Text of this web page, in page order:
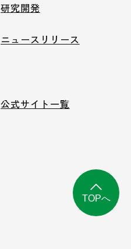
研究開発
ニュースリリース
公式サイト一覧
TOPへ